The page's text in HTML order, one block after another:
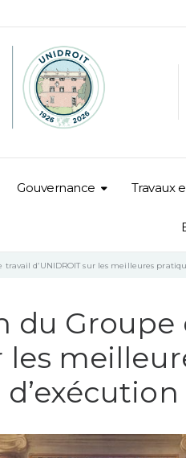
Gouvernance Travaux
d’UNIDROIT sur les meilleures
du Groupe
les